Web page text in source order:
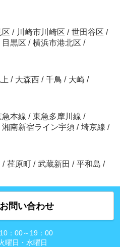
区 / 川崎市川崎区 / 世田谷区 /
目黒区 / 横浜市港北区 /
/ 大森西 / 千鳥 / 大崎 /
急本線 / 東急多摩川線 /
湘南新宿ライン宇須 / 埼京線 /
/ 荏原町 / 武蔵新田 / 平和島 /
問い合わせ
10：00～19：00
曜日・水曜日